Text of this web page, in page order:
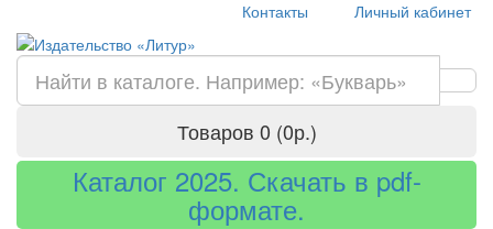
Контакты Личный кабинет
Товаров 0 (0р.)
Каталог 2025. Скачать в pdf-
формате.